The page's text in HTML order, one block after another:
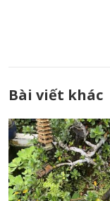
Bài viết khác